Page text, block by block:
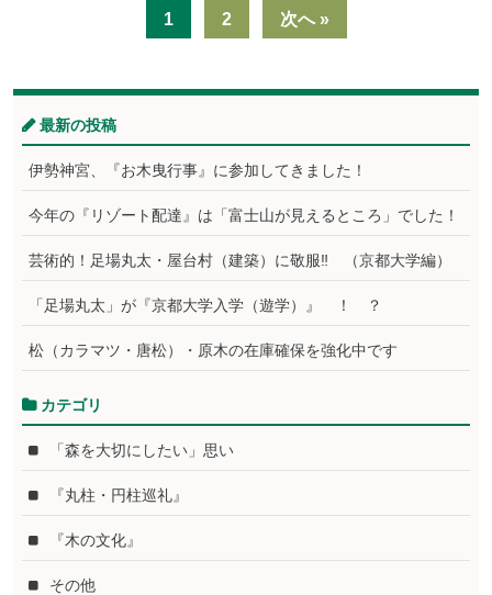
1 2 次へ »
最新の投稿
伊勢神宮、『お木曳行事』に参加してきました！
今年の『リゾート配達』は「富士山が見えるところ」でした！
芸術的！足場丸太・屋台村（建築）に敬服‼ （京都大学編）
「足場丸太」が『京都大学入学（遊学）』 ！ ？
松（カラマツ・唐松）・原木の在庫確保を強化中です
カテゴリ
「森を大切にしたい」思い
『丸柱・円柱巡礼』
『木の文化』
その他